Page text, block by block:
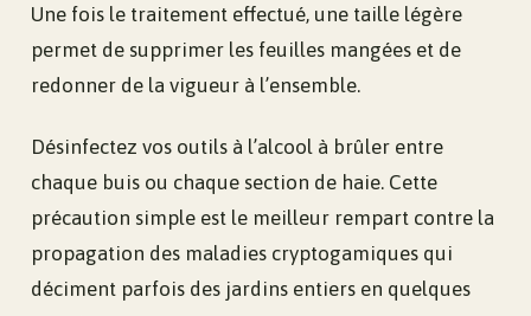
Une fois le traitement effectué, une taille légère
permet de supprimer les feuilles mangées et de
redonner de la vigueur à l’ensemble.
Désinfectez vos outils à l’alcool à brûler entre
chaque buis ou chaque section de haie. Cette
précaution simple est le meilleur rempart contre la
propagation des maladies cryptogamiques qui
déciment parfois des jardins entiers en quelques